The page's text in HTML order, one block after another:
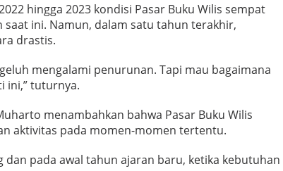
hingga 2023 kondisi Pasar Buku Wilis sempat
ini. Namun, dalam satu tahun terakhir,
drastis.
mengalami penurunan. Tapi mau bagaimana
ini,” tuturnya.
menambahkan bahwa Pasar Buku Wilis
aktivitas pada momen-momen tertentu.
dan pada awal tahun ajaran baru, ketika kebutuhan